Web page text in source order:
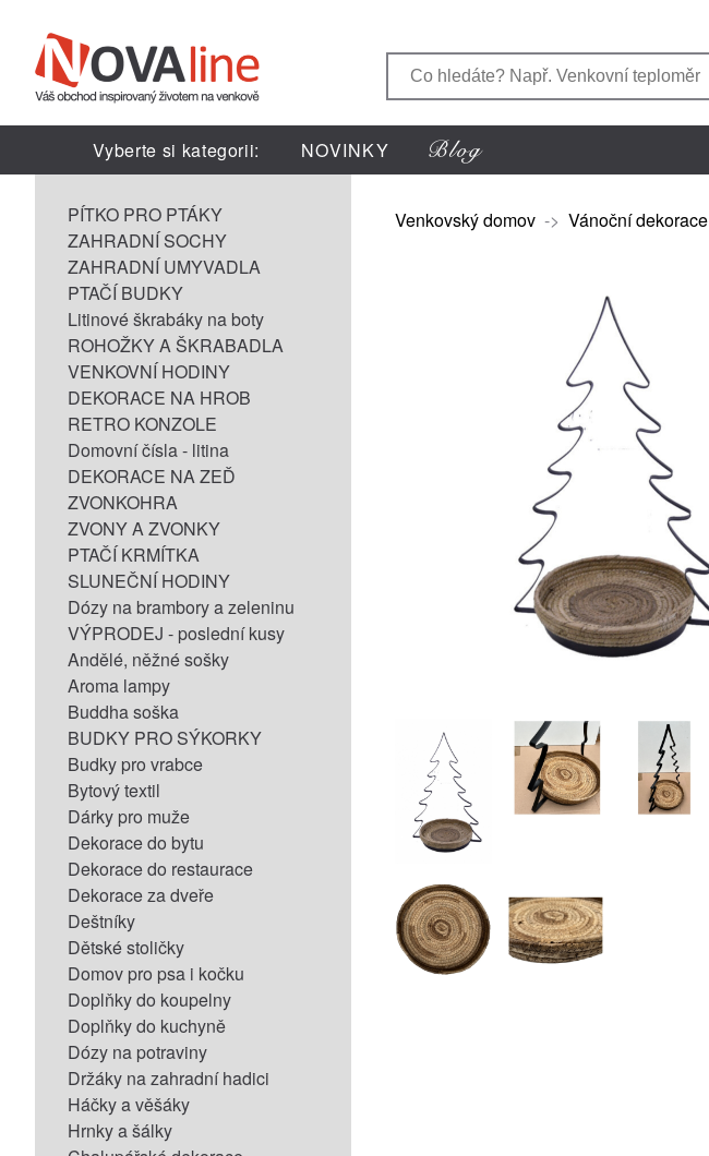
Vyberte si kategorii: NOVINKY
PÍTKO PRO PTÁKY
ZAHRADNÍ SOCHY
ZAHRADNÍ UMYVADLA
PTAČÍ BUDKY
Litinové škrabáky na boty
ROHOŽKY A ŠKRABADLA
VENKOVNÍ HODINY
DEKORACE NA HROB
RETRO KONZOLE
Domovní čísla - litina
DEKORACE NA ZEĎ
ZVONKOHRA
ZVONY A ZVONKY
PTAČÍ KRMÍTKA
SLUNEČNÍ HODINY
Dózy na brambory a zeleninu
VÝPRODEJ - poslední kusy
Andělé, něžné sošky
Aroma lampy
Buddha soška
BUDKY PRO SÝKORKY
Budky pro vrabce
Bytový textil
Dárky pro muže
Dekorace do bytu
Dekorace do restaurace
Dekorace za dveře
Deštníky
Dětské stoličky
Domov pro psa i kočku
Doplňky do koupelny
Doplňky do kuchyně
Dózy na potraviny
Držáky na zahradní hadici
Háčky a věšáky
Hrnky a šálky
Venkovský domov -> Vánoční dekorace